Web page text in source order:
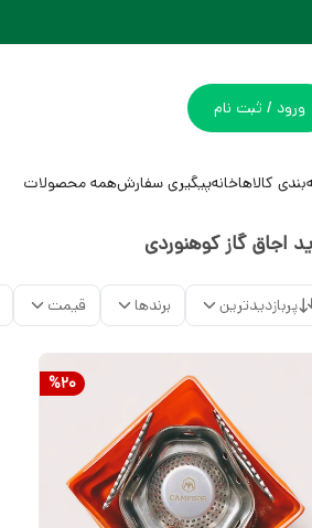
ورود / ثبت نام
کالاهاخانهپیگیری سفارشهمه محصولات
اجاق گاز کوهنوردی
پربازدیدترین برندها قیمت
%20